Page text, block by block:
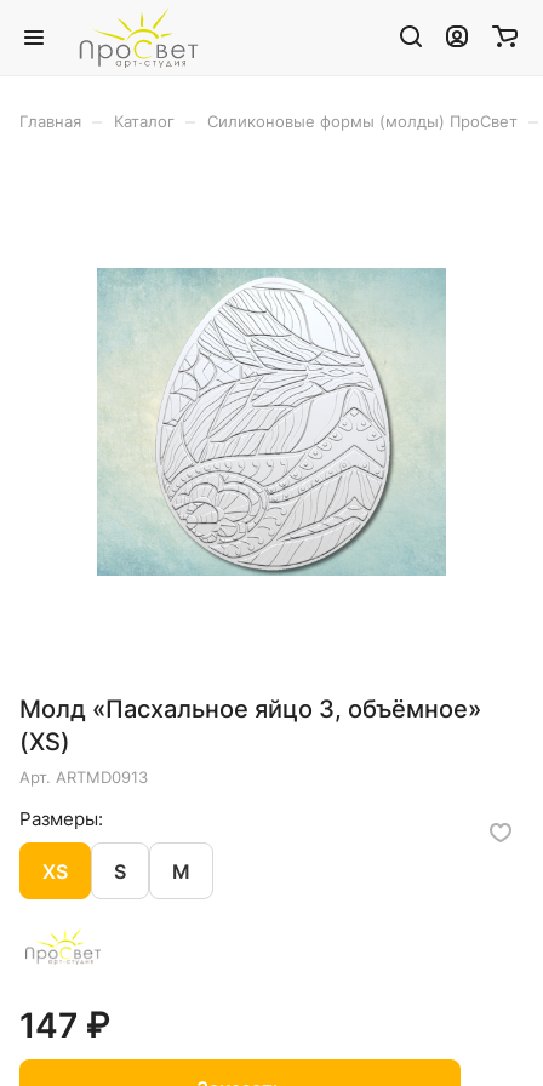
Главная Каталог Силиконовые формы (молды) ПроСвет
Молд «Пасхальное яйцо 3, объёмное»
(XS)
Арт. ARTMD0913
Размеры:
XS S M
147 ₽